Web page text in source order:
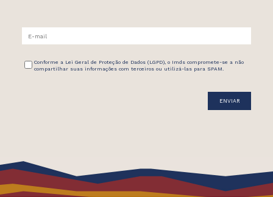
Conforme a Lei Geral de Proteção de Dados (LGPD), o Imds compromete-se a não
compartilhar suas informações com terceiros ou utilizá-las para SPAM.